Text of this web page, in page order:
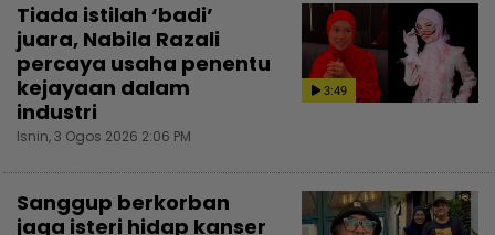
3:49
Tiada istilah ‘badi’
juara, Nabila Razali
percaya usaha penentu
kejayaan dalam
industri
Isnin, 3 Ogos 2026 2:06 PM
Sanggup berkorban
jaga isteri hidap kanser